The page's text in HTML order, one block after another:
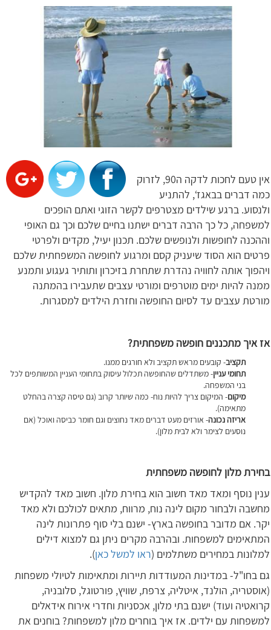
אין טעם לחכות לדקה ה90, לזרוק
כמה דברים בבאגז‘, להתניע
ולנסוע. ברגע שילדים מצטרפים לקשר הזוגי ואתם הופכים
למשפחה, כל כך הרבה דברים ישתנו בחיים שלכם וכך גם האופי
וההכנה לחופשות ולנופשים שלכם. תכנון יעיל, מקדים ולפרטי
פרטים הוא הסוד שיעניק קסם ומרגוע לחופשה המשפחתית שלכם
ויהפוך אותה לחוויה נהדרת שתחרת בזיכרון ותותיר געגוע ותמנע
ממנה להיות ימים מוטרפים ומורטי עצבים שתעבירו בהמתנה
מורטת עצבים עד לסיום החופשה וחזרת הילדים למסגרות.
אז איך מתכננים חופשה משפחתית?
תקציב- קובעים מראש תקציב ולא חורגים ממנו.
תחומי עניין- משתדלים שהחופשה תכלול עיסוק בתחומי העניין המשותפים לכל
בני המשפחה.
מיקום- המיקום צריך להיות נוח- כמה שיותר קרוב (גם טיסה קצרה בהחלט
מתאימה).
אריזה נכונה- אורזים מעט דברים מאד נחוצים וגם חומר כביסה ואוכל (אם
נוסעים לצימר ולא לבית מלון).
בחירת מלון לחופשה משפחתית
ענין נוסף ומאד מאד חשוב הוא בחירת מלון. חשוב מאד להקדיש
מחשבה ולבחור מקום לינה נוח, מרווח, מתאים לכולכם ולא מאד
יקר. אם מדובר בחופשה בארץ- ישנם בלי סוף פתרונות לינה
המתאימים למשפחות. ובהרבה מקרים ניתן גם למצוא דילים
למלונות במחירים משתלמים (ראו למשל כאן).
גם בחו"ל- במדינות המעודדות תיירות ומתאימות לטיולי משפחות
(אוסטריה, הולנד, איטליה, צרפת, שוויץ, פורטוגל, סלובניה,
קרואטיה ועוד) ישנם בתי מלון, אכסניות וחדרי אירוח אידאלים
למשפחות עם ילדים. אז איך בוחרים מלון למשפחות? בוחנים את